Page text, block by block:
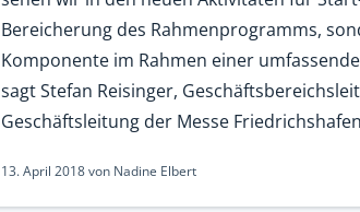
Bereicherung des Rahmenprogramms,
Komponente im Rahmen einer
sagt Stefan Reisinger,
Geschäftsleitung der Messe
13. April 2018von Nadine Elbert